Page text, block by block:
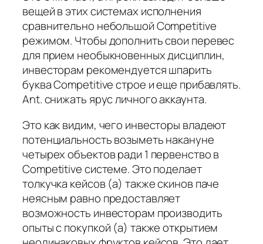
вещей в этих системах исполнения
сравнительно небольшой Competitive
режимом. Чтобы дополнить свои перевес
для прием необыкновенных дисциплин,
инвесторам рекомендуется шпарить
буква Competitive строе и еще прибавлять.
Ant. снижать ярус личного аккаунта.
Это как видим, чего инвесторы владеют
потенциальность возыметь накануне
четырех объектов ради 1 первенство в
Competitive системе. Это поделает
толкучка кейсов (а) также скинов паче
неясным равно предоставляет
возможность инвесторам производить
опыты с покупкой (а) также открытием